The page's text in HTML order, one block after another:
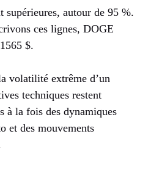
supérieures, autour de 95 %.
ces lignes, DOGE
$.
volatilité extrême d’un
techniques restent
à la fois des dynamiques
et des mouvements